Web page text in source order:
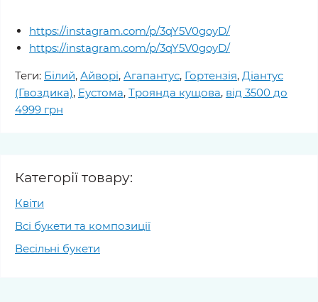
https://instagram.com/p/3qY5V0goyD/
https://instagram.com/p/3qY5V0goyD/
Теги: Білий, Айворі, Агапантус, Гортензія, Діантус
(Гвоздика), Еустома, Троянда кущова, від 3500 до
4999 грн
Категорії товару:
Квіти
Всі букети та композиції
Весільні букети